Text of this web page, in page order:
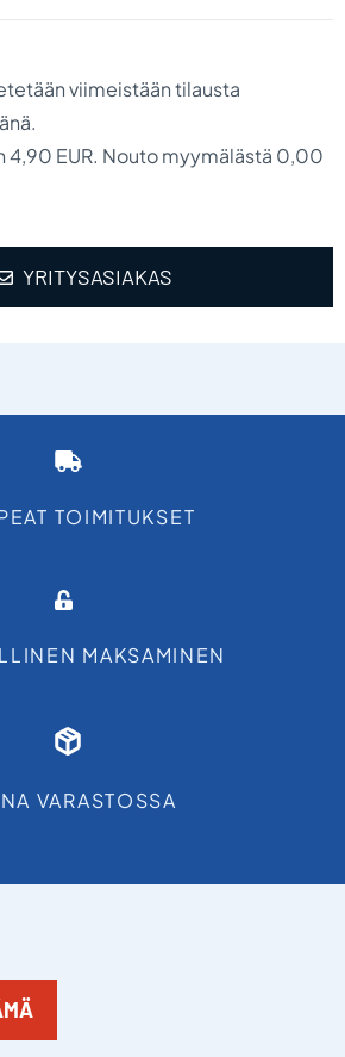
viimeistään tilausta
4,90 EUR. Nouto myymälästä 0,00
YRITYSASIAKAS
TOIMITUKSET
MAKSAMINEN
VARASTOSSA